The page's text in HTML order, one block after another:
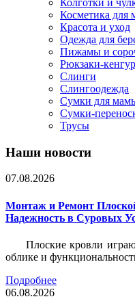
Колготки и
Косметика для
Красота и уход
Одежда для
Пижамы и
Рюкзаки-
Слинги
Слингоодежда
Сумки для
Сумки-
Трусы
Наши новости
07.08.2026
Монтаж и Ремонт
Надежность в Суровых
Плоские кровли
облике и
Подробнее
06.08.2026